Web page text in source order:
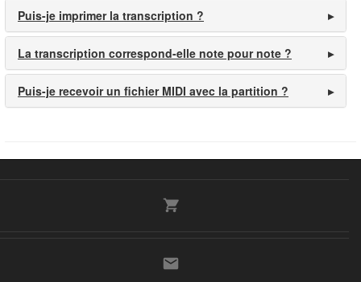
Puis-je imprimer la transcription ?
La transcription correspond-elle note pour note ?
Puis-je recevoir un fichier MIDI avec la partition ?